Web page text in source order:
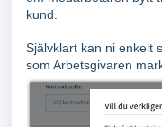
kund.
Självklart kan ni enkelt
som Arbetsgivaren